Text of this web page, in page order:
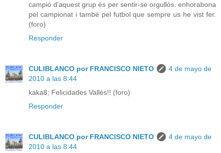
campió d'aquest grup és per sentir-se orgullós. enhorabona
pel campionat i també pel futbol que sempre us he vist fer.
(foro)
Responder
CULIBLANCO por FRANCISCO NIETO
4 de mayo de
2010 a las 8:44
kaka8; Felicidades Vallès!! (foro)
Responder
CULIBLANCO por FRANCISCO NIETO
4 de mayo de
2010 a las 8:44